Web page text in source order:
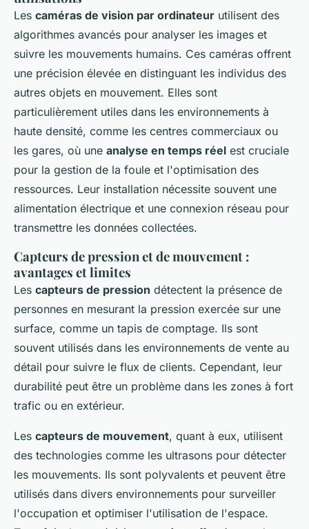
Les caméras de vision par ordinateur utilisent des
algorithmes avancés pour analyser les images et
suivre les mouvements humains. Ces caméras offrent
une précision élevée en distinguant les individus des
autres objets en mouvement. Elles sont
particulièrement utiles dans les environnements à
haute densité, comme les centres commerciaux ou
les gares, où une analyse en temps réel est cruciale
pour la gestion de la foule et l'optimisation des
ressources. Leur installation nécessite souvent une
alimentation électrique et une connexion réseau pour
transmettre les données collectées.
Capteurs de pression et de mouvement :
avantages et limites
Les capteurs de pression détectent la présence de
personnes en mesurant la pression exercée sur une
surface, comme un tapis de comptage. Ils sont
souvent utilisés dans les environnements de vente au
détail pour suivre le flux de clients. Cependant, leur
durabilité peut être un problème dans les zones à fort
trafic ou en extérieur.
Les capteurs de mouvement, quant à eux, utilisent
des technologies comme les ultrasons pour détecter
les mouvements. Ils sont polyvalents et peuvent être
utilisés dans divers environnements pour surveiller
l'occupation et optimiser l'utilisation de l'espace.